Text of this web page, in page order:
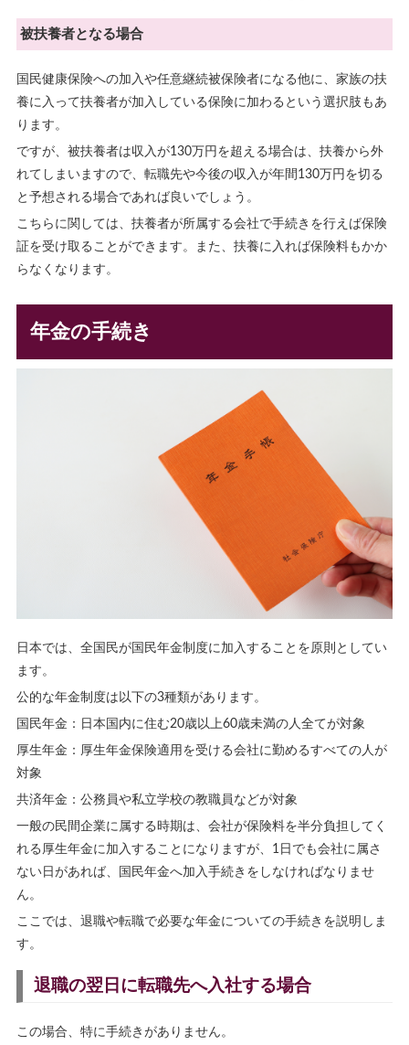
被扶養者となる場合
国民健康保険への加入や任意継続被保険者になる他に、家族の扶
養に入って扶養者が加入している保険に加わるという選択肢もあ
ります。
ですが、被扶養者は収入が130万円を超える場合は、扶養から外
れてしまいますので、転職先や今後の収入が年間130万円を切る
と予想される場合であれば良いでしょう。
こちらに関しては、扶養者が所属する会社で手続きを行えば保険
証を受け取ることができます。また、扶養に入れば保険料もかか
らなくなります。
年金の手続き
日本では、全国民が国民年金制度に加入することを原則としてい
ます。
公的な年金制度は以下の3種類があります。
国民年金：日本国内に住む20歳以上60歳未満の人全てが対象
厚生年金：厚生年金保険適用を受ける会社に勤めるすべての人が
対象
共済年金：公務員や私立学校の教職員などが対象
一般の民間企業に属する時期は、会社が保険料を半分負担してく
れる厚生年金に加入することになりますが、1日でも会社に属さ
ない日があれば、国民年金へ加入手続きをしなければなりませ
ん。
ここでは、退職や転職で必要な年金についての手続きを説明しま
す。
退職の翌日に転職先へ入社する場合
この場合、特に手続きがありません。